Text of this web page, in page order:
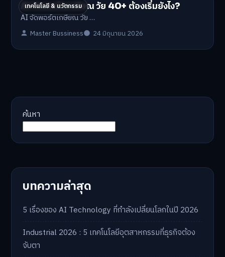
เทคโนโลยี & นวัตกรรม
AI จัดพอร์ตเกษียณ วัย 40+ ต้องเริ่มยังไง?
AI จัดพอร์ตเกษียณ วัย …
Master Bussiness 24 มิถุนายน 2026
ค้นหา
บทความล่าสุด
5 เรื่องของ AI Technology ที่กำลังเปลี่ยนโลกในปี 2026
Industrial 2026 : 5 เทคโนโลยีอุตสาหกรรมที่ธุรกิจต้อง
จับตา